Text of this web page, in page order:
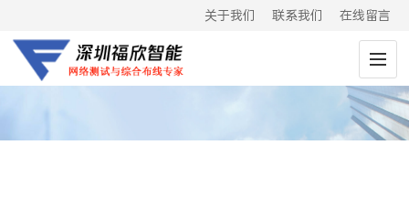
关于我们 联系我们 在线留言